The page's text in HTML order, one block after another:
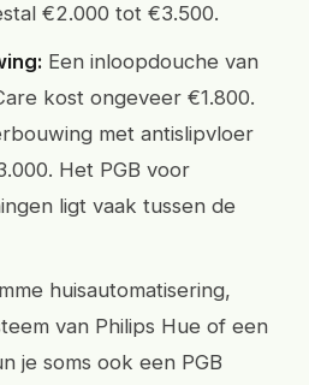
€2.000 tot €3.500.
Een inloopdouche van
kost ongeveer €1.800.
met antislipvloer
Het PGB voor
ligt vaak tussen de
huisautomatisering,
van Philips Hue of een
je soms ook een PGB